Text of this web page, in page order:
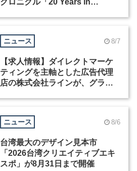
ニュース 8/7
【求人情報】ダイレクトマーケ
ティングを主軸とした広告代理
店の株式会社ラインが、グラフ
ニュース 8/6
台湾最大のデザイン見本市
「2026台湾クリエイティブエキ
スポ」が8月31日まで開催